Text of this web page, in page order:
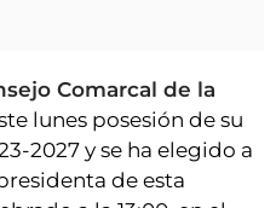
MILITANTE
Comarcal de la
lunes posesión de su
2027 y se ha elegido a
de esta